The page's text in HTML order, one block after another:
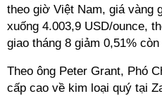
theo giờ Việt Nam, giá vàng
xuống 4.003,9 USD/ounce,
giao tháng 8 giảm 0,51%
Theo ông Peter Grant, Phó
cấp cao về kim loại quý tại